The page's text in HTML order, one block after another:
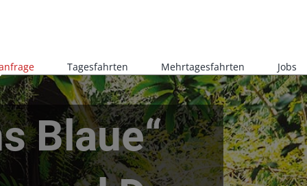
Tagesfahrten Mehrtagesfahrten Jobs
Blaue“